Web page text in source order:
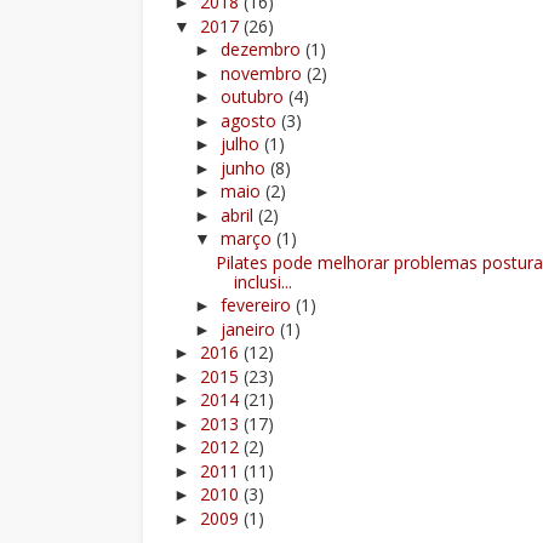
▼ 2017 (26)
► dezembro (1)
► novembro (2)
► outubro (4)
► agosto (3)
► julho (1)
► junho (8)
► maio (2)
► abril (2)
▼ março (1)
Pilates pode melhorar problemas
inclusi...
► fevereiro (1)
► janeiro (1)
► 2016 (12)
► 2015 (23)
► 2014 (21)
► 2013 (17)
► 2012 (2)
► 2011 (11)
► 2010 (3)
► 2009 (1)